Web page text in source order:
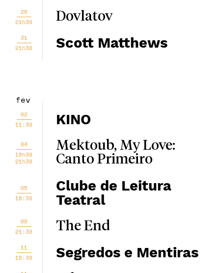
28
21h30
Dovlatov
31
21h30
Scott Matthews
fev
02
11:30
KINO
04
18h30
21h30
Mektoub, My Love:
Canto Primeiro
05
18:30
Clube de Leitura
Teatral
08
21:30
The End
11
18:30
Segredos e Mentiras